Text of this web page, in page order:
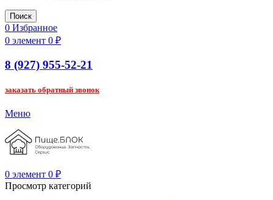
Поиск
0 Избранное
0 элемент 0 ₽
8 (927) 955-52-21
заказать обратный звонок
Меню
0 элемент 0 ₽
Просмотр категорий